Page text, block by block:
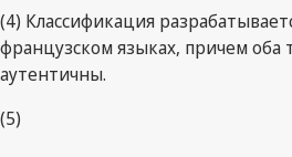
(4) Классификация
французском языках, причем оба
аутентичны.
(5)